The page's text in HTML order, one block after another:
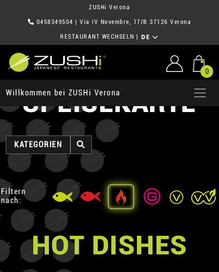
ZUSHi Verona
0458349504 | Via IV Novembre, 17/B 37126 Verona
RESTAURANT WECHSELN DE
0
Willkommen bei ZUSHi Verona
SPEISEKARTE
KATEGORIEN
Filtern
nach:
HOT DISHES